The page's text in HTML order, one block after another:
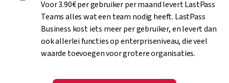
Voor 3.90€ per gebruiker per maand levert LastPass
Teams alles wat een team nodig heeft. LastPass
Business kost iets meer per gebruiker, en levert dan
ook allerlei functies op enterpriseniveau, die veel
waarde toevoegen voor grotere organisaties.